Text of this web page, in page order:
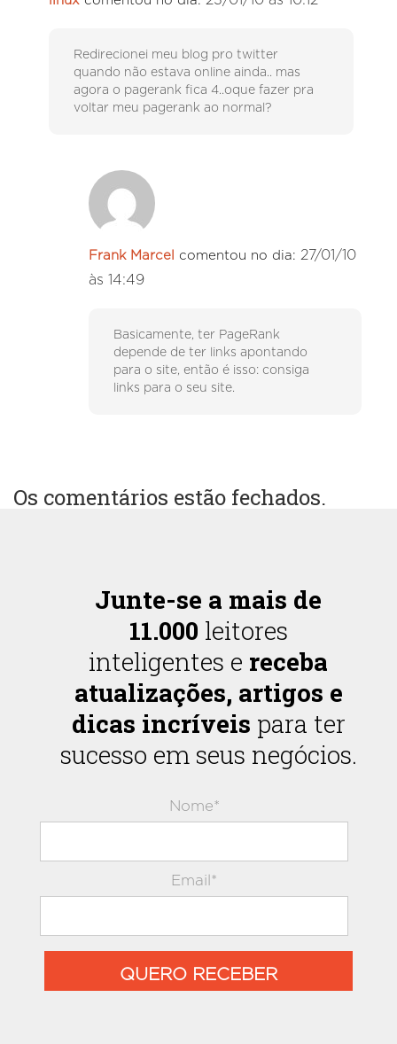
Redirecionei meu blog pro twitter
quando não estava online ainda.. mas
agora o pagerank fica 4..oque fazer pra
voltar meu pagerank ao normal?
Frank Marcel comentou no dia: 27/01/10
às 14:49
Basicamente, ter PageRank
depende de ter links apontando
para o site, então é isso: consiga
links para o seu site.
Os comentários estão fechados.
Junte-se a mais de
11.000 leitores
inteligentes e receba
atualizações, artigos e
dicas incríveis para ter
sucesso em seus negócios.
Nome*
Email*
QUERO RECEBER